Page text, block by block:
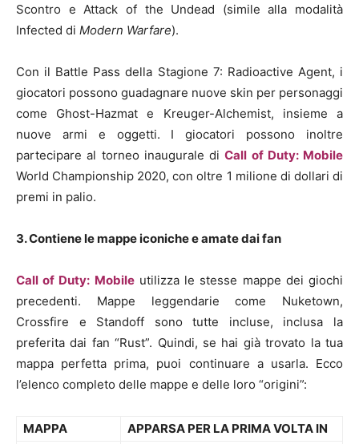
Scontro e Attack of the Undead (simile alla modalità
Infected di Modern Warfare).
Con il Battle Pass della Stagione 7: Radioactive Agent, i
giocatori possono guadagnare nuove skin per personaggi
come Ghost-Hazmat e Kreuger-Alchemist, insieme a
nuove armi e oggetti. I giocatori possono inoltre
partecipare al torneo inaugurale diCall of Duty: Mobile
World Championship 2020, con oltre 1 milione di dollari di
premi in palio.
3. Contiene le mappe iconiche e amate dai fan
Call of Duty: Mobileutilizza le stesse mappe dei giochi
precedenti. Mappe leggendarie come Nuketown,
Crossfire e Standoff sono tutte incluse, inclusa la
preferita dai fan “Rust”. Quindi, se hai già trovato la tua
mappa perfetta prima, puoi continuare a usarla. Ecco
l’elenco completo delle mappe e delle loro “origini”:
MAPPA
APPARSA PER LA PRIMA VOLTA IN